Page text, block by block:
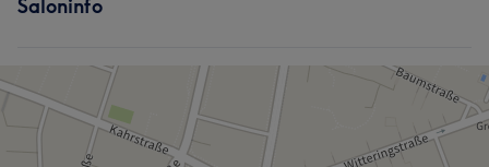
Gründlich 7
Saloninfo